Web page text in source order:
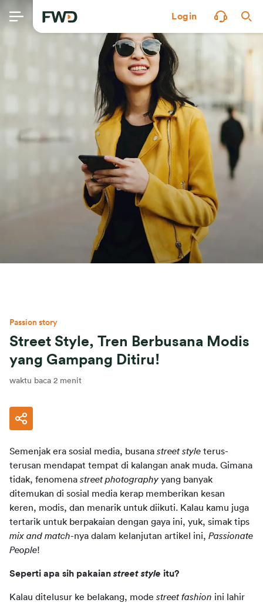
Login
Passion story
Street Style, Tren Berbusana Modis
yang Gampang Ditiru!
waktu baca 2 menit
Semenjak era sosial media, busana street style terus-
terusan mendapat tempat di kalangan anak muda. Gimana
tidak, fenomena street photography yang banyak
ditemukan di sosial media kerap memberikan kesan
keren, modis, dan menarik untuk diikuti. Kalau kamu juga
mix and match-nya dalam kelanjutan artikel ini, Passionate
People!
Seperti apa sih pakaian street style itu?
Kalau ditelusur ke belakang, mode street fashion ini lahir